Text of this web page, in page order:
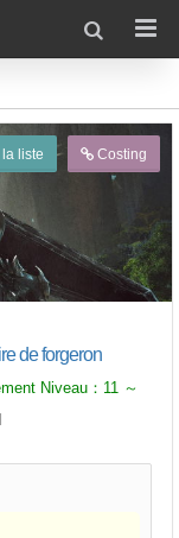
liste Costing
de forgeron
Niveau： 11 ～